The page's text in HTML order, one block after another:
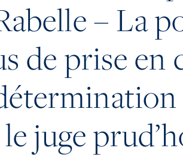
– La
de prise en
juge